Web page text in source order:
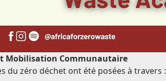
Mobilisation Communautaire
du zéro déchet ont été posées à travers :